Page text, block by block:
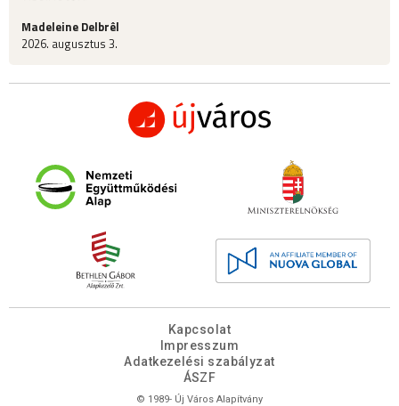
Madeleine Delbrêl
2026. augusztus 3.
Kapcsolat
Impresszum
Adatkezelési szabályzat
ÁSZF
© 1989- Új Város Alapítvány